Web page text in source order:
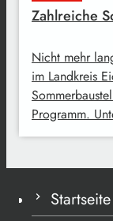
Zahlreiche
Nicht mehr
im Landkreis
Programm.
Startseite